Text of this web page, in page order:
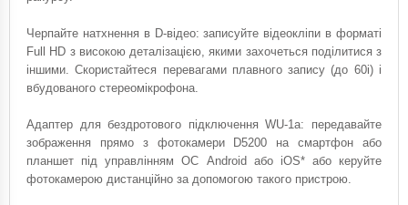
Черпайте натхнення в D-відео: записуйте відеокліпи в форматі
Full HD з високою деталізацією, якими захочеться поділитися з
іншими. Скористайтеся перевагами плавного запису (до 60i) і
вбудованого стереомікрофона.
Адаптер для бездротового підключення WU-1a: передавайте
зображення прямо з фотокамери D5200 на смартфон або
планшет під управлінням ОС Android або iOS* або керуйте
фотокамерою дистанційно за допомогою такого пристрою.